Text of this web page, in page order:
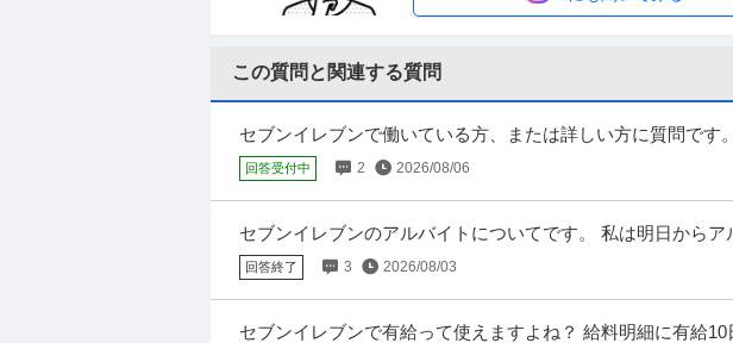
リモート可／品質管理（食品）／小売トップの業務基盤／自ら携
やりがい
株式会社セブン‐イレブン・ジャパン
正社員 交通費支給 学歴不問 昇給あり
年収550万円〜750万円
株式会社セブン‐イレブン・ジャパン 【リモート可】品質管理（食品）※小
品が身近な店舗に並ぶやりがい 【仕事内容】 【リモート可】品質管理（食
SE（Web・オープン系） ／ アプリケーションエンジニア／AIや
未経験OK 職場内禁煙 リモートワーク
この質問と関連する質問
セブンイレブンで働いている方、または詳しい方に質問です
からクロネコヤマトの荷物を発送しました。 私も確認不足だ
回答受付中 2 2026/08/06
セブンイレブンのアルバイトについてです。 私は明日から
はじまります。一昨日にセブンの店舗で2時間ほど動画を見て
回答終了 3 2026/08/03
セブンイレブンで有給って使えますよね？ 給料明細に有給